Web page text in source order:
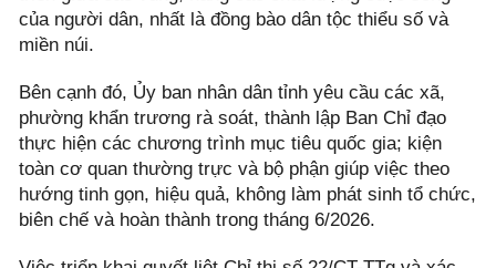
của người dân, nhất là đồng bào dân tộc thiểu số và
miền núi.
Bên cạnh đó, Ủy ban nhân dân tỉnh yêu cầu các xã,
phường khẩn trương rà soát, thành lập Ban Chỉ đạo
thực hiện các chương trình mục tiêu quốc gia; kiện
toàn cơ quan thường trực và bộ phận giúp việc theo
hướng tinh gọn, hiệu quả, không làm phát sinh tổ chức,
biên chế và hoàn thành trong tháng 6/2026.